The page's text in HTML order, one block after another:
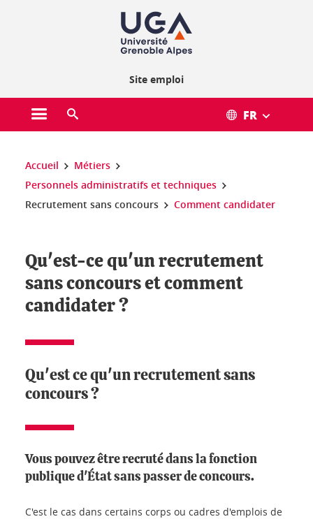
Site emploi
Ouvrir le menu principal FR
Vous êtes ici :
Accueil
Métiers
Personnels administratifs et techniques
Recrutement sans concours
Comment candidater
Qu'est-ce qu'un recrutement
sans concours et comment
candidater ?
Qu'est ce qu'un recrutement sans
concours ?
Vous pouvez être recruté dans la fonction
publique d'État sans passer de concours.
C'est le cas dans certains corps ou cadres d'emplois de